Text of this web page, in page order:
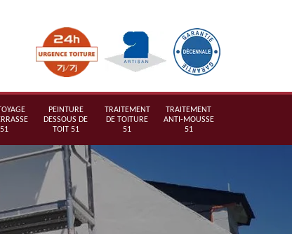
51
PEINTURE
DESSOUS DE
TOIT 51
TRAITEMENT
DE TOITURE
51
TRAITEMENT
ANTI-MOUSSE
51